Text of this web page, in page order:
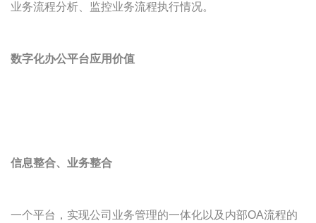
业务流程分析、监控业务流程执行情况。
数字化办公平台应用价值
信息整合、业务整合
一个平台，实现公司业务管理的一体化以及内部OA流程的